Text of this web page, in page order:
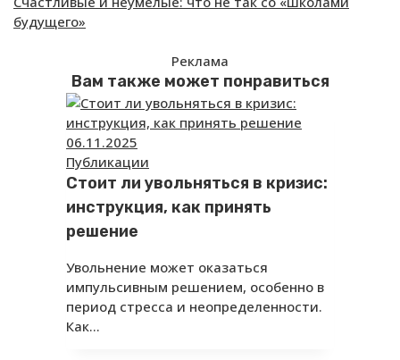
будущего»
Реклама
Вам также может понравиться
06.11.2025
Публикации
Стоит ли увольняться в кризис:
инструкция, как принять
решение
Увольнение может оказаться
импульсивным решением, особенно в
период стресса и неопределенности.
Как…